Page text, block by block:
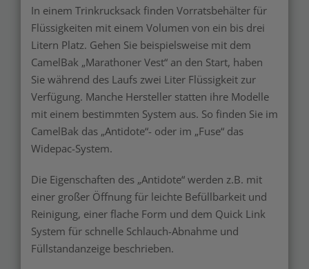
In einem Trinkrucksack finden Vorratsbehälter für
Flüssigkeiten mit einem Volumen von ein bis drei
Litern Platz. Gehen Sie beispielsweise mit dem
CamelBak „Marathoner Vest“ an den Start, haben
Sie während des Laufs zwei Liter Flüssigkeit zur
Verfügung. Manche Hersteller statten ihre Modelle
mit einem bestimmten System aus. So finden Sie im
CamelBak das „Antidote“- oder im „Fuse“ das
Widepac-System.
Die Eigenschaften des „Antidote“ werden z.B. mit
einer großer Öffnung für leichte Befüllbarkeit und
Reinigung, einer flache Form und dem Quick Link
System für schnelle Schlauch-Abnahme und
Füllstandanzeige beschrieben.